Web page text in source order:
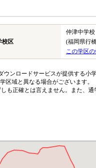
校区
仲津中学校
(福岡県行
この学区
ンロードサービスが提供する小
区域と異なる場合がございます。
も正確とは言えません。また、